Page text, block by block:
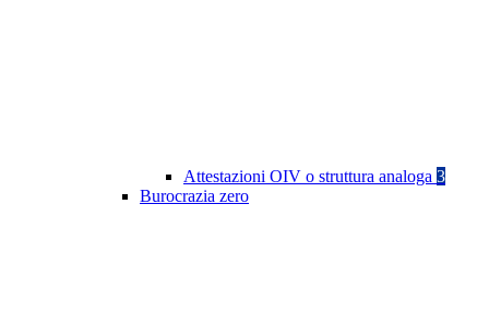
Attestazioni OIV o struttura analoga 3
Burocrazia zero